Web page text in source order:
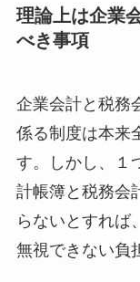
理論上は企業
べき事項
企業会計と税務
係る制度は本来
す。しかし、１
計帳簿と税務会
らないとすれば
無視できない負